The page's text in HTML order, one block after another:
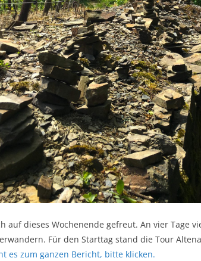
auf dieses Wochenende gefreut. An vier Tage
Für den Starttag stand die Tour
es zum ganzen Bericht, bitte klicken.